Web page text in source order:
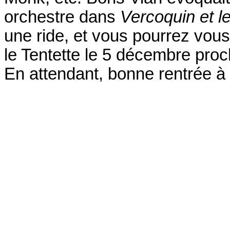
orchestre dans Vercoquin et
une ride, et vous pourrez
le Tentette le 5 décembre
En attendant, bonne rentrée